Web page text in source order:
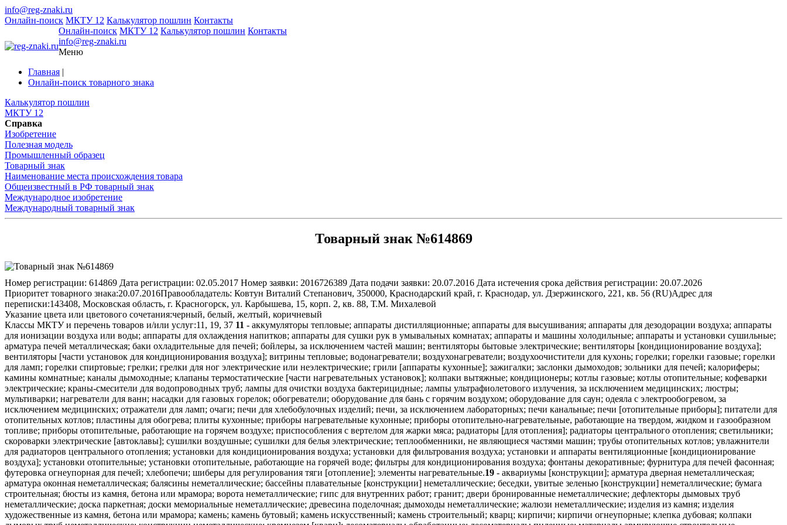
info@reg-znaki.ru
Онлайн-поиск МКТУ 12 Калькулятор пошлин Контакты
Онлайн-поиск МКТУ 12 Калькулятор пошлин Контакты
info@reg-znaki.ru
Меню
Главная |
Онлайн-поиск товарного знака
Калькулятор пошлин
МКТУ 12
Справка
Изобретение
Полезная модель
Промышленный образец
Товарный знак
Наименование места происхождения товара
Общеизвестный в РФ товарный знак
Международное изобретение
Международный товарный знак
Товарный знак №614869
Номер регистрации: 614869 Дата регистрации: 02.05.2017 Номер заявки: 2016726389 Дата подачи заявки: 20.07.2016 Дата истечения срока действия регистрации: 20.07.2026
Приоритет товарного знака:20.07.2016Правообладатель: Ковтун Виталий Степанович, 350000, Краснодарский край, г. Краснодар, ул. Дзержинского, 221, кв. 56 (RU)Адрес для
переписки:143408, Московская область, г. Красногорск, ул. Карбышева, 15, корп. 2, кв. 88, Т.М. Михалевой
Указание цвета или цветового сочетания:черный, белый, желтый, коричневый
Классы МКТУ и перечень товаров и/или услуг:11, 19, 37 11 - аккумуляторы тепловые; аппараты дистилляционные; аппараты для высушивания; аппараты для дезодорации воздуха; аппараты
для ионизации воздуха или воды; аппараты для охлаждения напитков; аппараты для сушки рук в умывальных комнатах; аппараты и машины холодильные; аппараты и установки сушильные;
арматура печей металлическая; баки охладительные для печей; бойлеры, за исключением частей машин; вентиляторы бытовые электрические; вентиляторы [кондиционирование воздуха];
вентиляторы [части установок для кондиционирования воздуха]; витрины тепловые; водонагреватели; воздухонагреватели; воздухоочистители для кухонь; горелки; горелки газовые; горелки
для ламп; горелки спиртовые; грелки; грелки для ног электрические или неэлектрические; грили [аппараты кухонные]; зажигалки; заслонки дымоходов; зольники для печей; калориферы;
камины комнатные; каналы дымоходные; клапаны термостатические [части нагревательных установок]; колпаки вытяжные; кондиционеры; котлы газовые; котлы отопительные; кофеварки
электрические; краны-смесители для водопроводных труб; лампы для очистки воздуха бактерицидные; лампы ультрафиолетового излучения, за исключением медицинских; люстры;
мультиварки; нагреватели для ванн; насадки для газовых горелок; обогреватели; оборудование для бань с горячим воздухом; оборудование для саун; одеяла с электрообогревом, за
исключением медицинских; отражатели для ламп; очаги; печи для хлебобулочных изделий; печи, за исключением лабораторных; печи канальные; печи [отопительные приборы]; питатели для
отопительных котлов; пластины для обогрева; плиты кухонные; приборы нагревательные кухонные; приборы отопительно-нагревательные, работающие на твердом, жидком и газообразном
топливе; приборы отопительные, работающие на горячем воздухе; приспособления с вертелом для жарки мяса; радиаторы [для отопления]; радиаторы центрального отопления; светильники;
скороварки электрические [автоклавы]; сушилки воздушные; сушилки для белья электрические; теплообменники, не являющиеся частями машин; трубы отопительных котлов; увлажнители
для радиаторов центрального отопления; установки для кондиционирования воздуха; установки для фильтрования воздуха; установки и аппараты вентиляционные [кондиционирование
воздуха]; установки отопительные; установки отопительные, работающие на горячей воде; фильтры для кондиционирования воздуха; фонтаны декоративные; фурнитура для печей фасонная;
футеровка огнеупорная для печей; хлебопечи; шиберы для регулирования тяги [отопление]; элементы нагревательные.19 - аквариумы [конструкции]; арматура дверная неметаллическая;
арматура оконная неметаллическая; балясины неметаллические; бассейны плавательные [конструкции] неметаллические; беседки, увитые зеленью [конструкции] неметаллические; бумага
строительная; бюсты из камня, бетона или мрамора; ворота неметаллические; гипс для внутренних работ; гранит; двери бронированные неметаллические; дефлекторы дымовых труб
неметаллические; доска паркетная; доски мемориальные неметаллические; древесина поделочная; дымоходы неметаллические; жалюзи неметаллические; изделия из камня; изделия
художественные из камня, бетона или мрамора; камень; камень бутовый; камень искусственный; камень строительный; кварц; кирпичи; кирпичи огнеупорные; клепка дубовая; колпаки